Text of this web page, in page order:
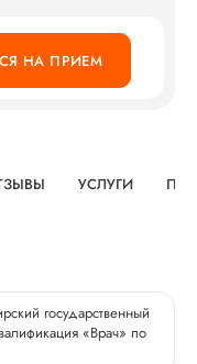
НА ПРИЕМ
УСЛУГИ
государственный
«Врач» по